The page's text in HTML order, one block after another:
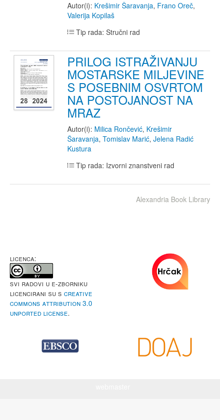
Autor(i): Krešimir Šaravanja, Frano Oreč,
Valerija Kopilaš
Tip rada: Stručni rad
PRILOG ISTRAŽIVANJU
MOSTARSKE MILJEVINE
S POSEBNIM OSVRTOM
NA POSTOJANOST NA
MRAZ
Autor(i): Milica Rončević, Krešimir
Šaravanja, Tomislav Marić, Jelena Radić
Kustura
Tip rada: Izvorni znanstveni rad
Alexandria Book Library
LICENCA:
Svi radovi u e-Zborniku
licencirani su s Creative
Commons Attribution 3.0
Unported License.